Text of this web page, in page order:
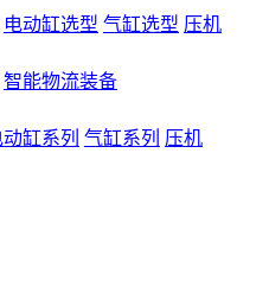
电动缸选型 气缸选型 压机
智能物流装备
动缸系列 气缸系列 压机